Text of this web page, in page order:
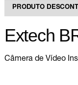
PRODUTO
Extech
Câmera de Vídeo